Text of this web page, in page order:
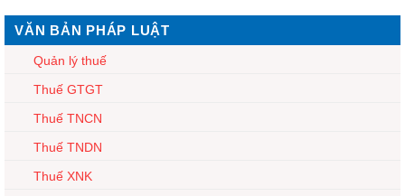
VĂN BẢN PHÁP LUẬT
Quản lý thuế
Thuế GTGT
Thuế TNCN
Thuế TNDN
Thuế XNK